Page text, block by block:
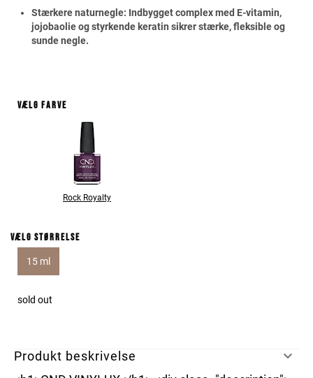
Stærkere naturnegle: Indbygget complex med E-vitamin,
jojobaolie og styrkende keratin sikrer stærke, fleksible og
sunde negle.
Vælg farve
Rock Royalty
Vælg størrelse
15 ml
sold out
Produkt beskrivelse